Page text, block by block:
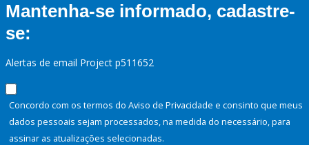
Mantenha-se informado, cadastre-
se:
Alertas de email Project p511652
Concordo com os termos do Aviso de Privacidade e consinto que meus
dados pessoais sejam processados, na medida do necessário, para
assinar as atualizações selecionadas.